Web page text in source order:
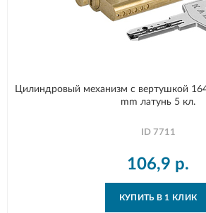
Цилиндровый механизм с вертушкой
mm латунь 5 кл.
ID 7711
106,9 р.
КУПИТЬ В 1 КЛИК